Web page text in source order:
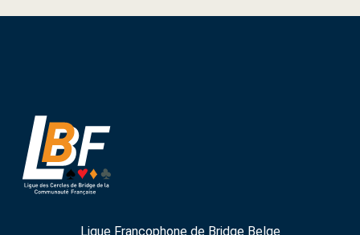
Ligue Francophone de Bridge Belge